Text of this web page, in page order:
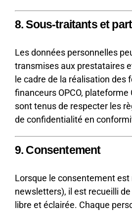
8. Sous-traitants et
Les données personnelles
transmises aux prestataires
le cadre de la réalisation des
financeurs OPCO, plateforme
sont tenus de respecter les
de confidentialité en
9. Consentement
Lorsque le consentement est
newsletters), il est recueilli
libre et éclairée. Chaque